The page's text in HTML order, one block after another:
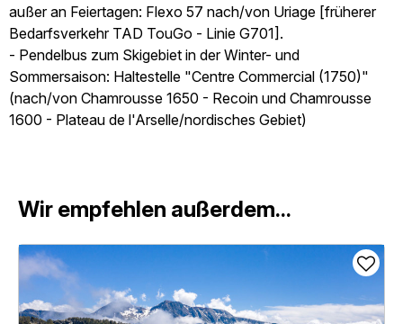
außer an Feiertagen: Flexo 57 nach/von Uriage [früherer
Bedarfsverkehr TAD TouGo - Linie G701].
- Pendelbus zum Skigebiet in der Winter- und
Sommersaison: Haltestelle "Centre Commercial (1750)"
(nach/von Chamrousse 1650 - Recoin und Chamrousse
1600 - Plateau de l'Arselle/nordisches Gebiet)
Wir empfehlen außerdem...